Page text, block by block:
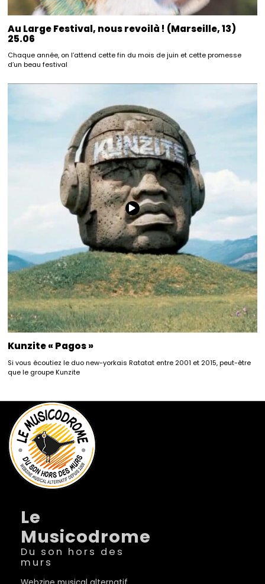
Au Large Festival, nous revoilà ! (Marseille, 13)
25.06
Chaque année, on l’attend cette fin du mois de juin et cette promesse
d’un beau festival
Kunzite « Pagos »
Si vous écoutiez le duo new-yorkais Ratatat entre 2001 et 2015, peut-être
que le groupe Kunzite
Le
Musicodrome
Du son hors des
murs